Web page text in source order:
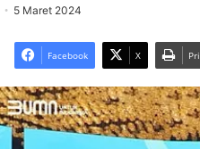
5 Maret 2024
Facebook X